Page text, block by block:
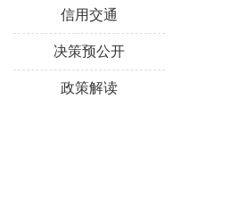
信用交通
决策预公开
政策解读